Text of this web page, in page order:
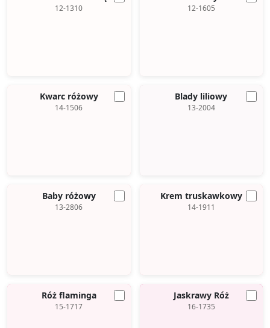
12-1310 12-1605
Kwarc różowy
14-1506
Blady liliowy
13-2004
Baby różowy
13-2806
Krem truskawkowy
14-1911
Róż flaminga
15-1717
Jaskrawy Róż
16-1735